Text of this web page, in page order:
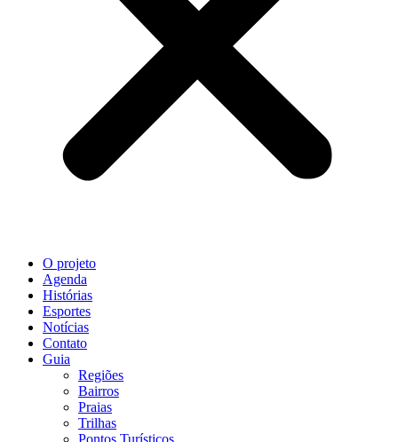
O projeto
Agenda
Histórias
Esportes
Notícias
Contato
Guia
Regiões
Bairros
Praias
Trilhas
Pontos Turísticos